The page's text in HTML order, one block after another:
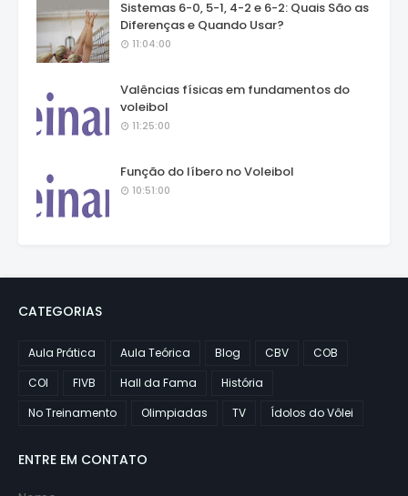
Sistemas 6-0, 5-1, 4-2 e 6-2: Quais São as
Diferenças e Quando Usar?
11:04:00
Valências físicas em fundamentos do
voleibol
11:25:00
Função do líbero no Voleibol
10:51:00
CATEGORIAS
Aula Prática Aula Teórica Blog CBV
COB
COI
FIVB Hall da Fama
História
No Treinamento
Olimpiadas TV Ídolos do Vôlei
ENTRE EM CONTATO